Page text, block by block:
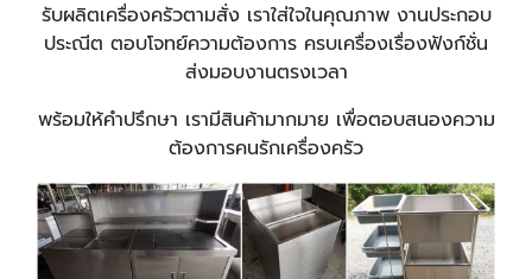
รับผลิตเครื่องครัวตามสั่ง เราใส่ใจในคุณภาพ งานประกอบ
ประณีต ตอบโจทย์ความต้องการ ครบเครื่องเรื่องฟังก์ชั่น
ส่งมอบงานตรงเวลา
พร้อมให้คำปรึกษา เรามีสินค้ามากมาย เพื่อตอบสนองความ
ต้องการคนรักเครื่องครัว